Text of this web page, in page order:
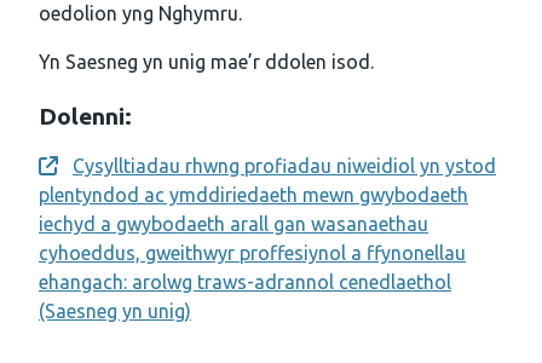
oedolion yng Nghymru.
Yn Saesneg yn unig mae’r ddolen isod.
Dolenni:
Opens a new window
Cysylltiadau rhwng profiadau niweidiol yn ystod
plentyndod ac ymddiriedaeth mewn gwybodaeth
iechyd a gwybodaeth arall gan wasanaethau
cyhoeddus, gweithwyr proffesiynol a ffynonellau
ehangach: arolwg traws-adrannol cenedlaethol
(Saesneg yn unig)